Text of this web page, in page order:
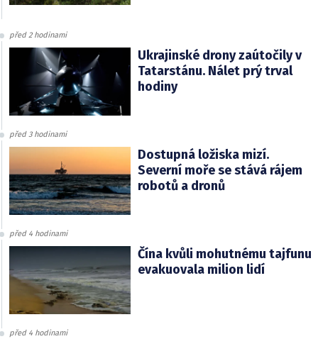
před 2 hodinami
Ukrajinské drony zaútočily v
Tatarstánu. Nálet prý trval
hodiny
před 3 hodinami
Dostupná ložiska mizí.
Severní moře se stává rájem
robotů a dronů
před 4 hodinami
Čína kvůli mohutnému tajfunu
evakuovala milion lidí
před 4 hodinami